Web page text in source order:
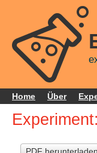
Home Über
PDF herunterladen